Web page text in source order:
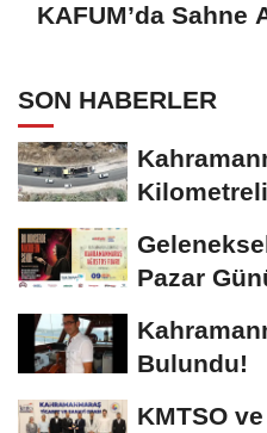
KAFUM’da Sahne
SON HABERLER
Pazar
Bulundu!
KMTSO